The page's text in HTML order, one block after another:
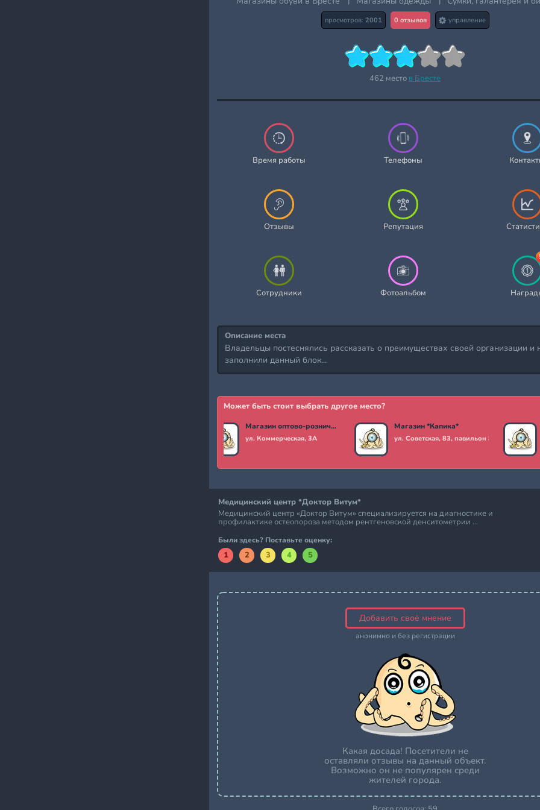
просмотров: 2001 0 отзывов управление
462 место в Бресте
Время работы Телефоны
Отзывы Репутация
Сотрудники Фотоальбом
Описание места
Владельцы постеснялись рассказать о преимуществах своей организации и
заполнили данный блок...
Может быть стоит выбрать другое место?
Магазин оптово-розничный *Амадэус*
ул. Коммерческая, 3А
Магазин *Капика*
ул. Советская, 83, павильон 8
Медицинский центр *Доктор Витум*
Медицинский центр «Доктор Витум» специализируется на диагностике и
профилактике остеопороза методом рентгеновской денситометрии ...
Были здесь? Поставьте оценку:
1 2 3 4 5
Добавить своё мнение
анонимно и без регистрации
Какая досада! Посетители не
оставляли отзывы на данный объект.
Возможно он не популярен среди
жителей города.